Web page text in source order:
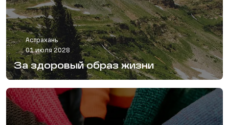
Астрахань
01 июля 2028
За здоровый образ жизни